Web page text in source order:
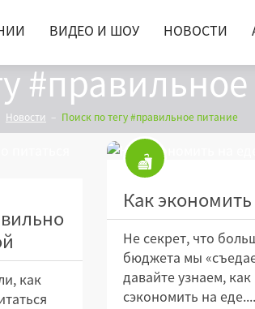
ВИДЕО И ШОУ НОВОСТИ
Новости Поиск по тегу #правильное питание
как
Как
Не секрет, что
бюджета мы
давайте узнаем, как
сэкономить на еде....